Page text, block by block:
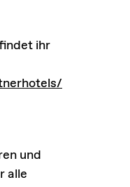
ihr
und
alle